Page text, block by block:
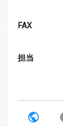
FAX
担当